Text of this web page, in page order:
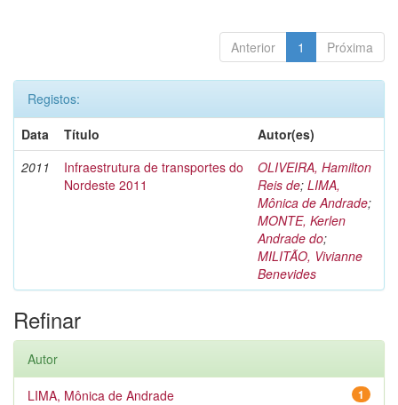
Anterior 1 Próxima
Registos:
Data
Título
Autor(es)
2011
Infraestrutura de transportes do
Nordeste 2011
OLIVEIRA, Hamilton
Reis de; LIMA,
Mônica de Andrade;
MONTE, Kerlen
Andrade do;
MILITÃO, Vivianne
Benevides
Refinar
Autor
1
LIMA, Mônica de Andrade